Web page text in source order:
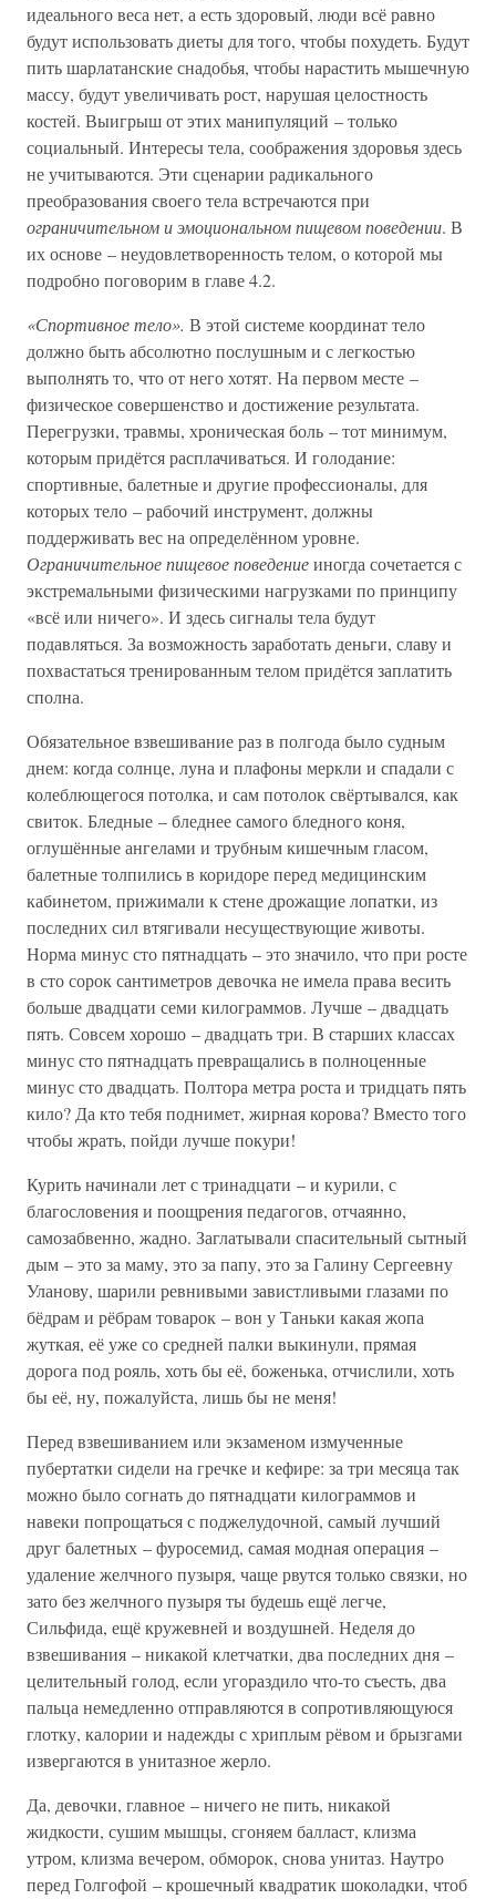
идеального веса нет, а есть здоровый, люди всё равно
будут использовать диеты для того, чтобы похудеть. Будут
пить шарлатанские снадобья, чтобы нарастить мышечную
массу, будут увеличивать рост, нарушая целостность
костей. Выигрыш от этих манипуляций – только
социальный. Интересы тела, соображения здоровья здесь
не учитываются. Эти сценарии радикального
преобразования своего тела встречаются при
ограничительном и эмоциональном пищевом поведении. В
их основе – неудовлетворенность телом, о которой мы
подробно поговорим в главе 4.2.
«Спортивное тело». В этой системе координат тело
должно быть абсолютно послушным и с легкостью
выполнять то, что от него хотят. На первом месте –
физическое совершенство и достижение результата.
Перегрузки, травмы, хроническая боль – тот минимум,
которым придётся расплачиваться. И голодание:
спортивные, балетные и другие профессионалы, для
которых тело – рабочий инструмент, должны
поддерживать вес на определённом уровне.
Ограничительное пищевое поведениеиногда сочетается с
экстремальными физическими нагрузками по принципу
«всё или ничего». И здесь сигналы тела будут
подавляться. За возможность заработать деньги, славу и
похвастаться тренированным телом придётся заплатить
сполна.
Обязательное взвешивание раз в полгода было судным
днем: когда солнце, луна и плафоны меркли и спадали с
колеблющегося потолка, и сам потолок свёртывался, как
свиток. Бледные – бледнее самого бледного коня,
оглушённые ангелами и трубным кишечным гласом,
балетные толпились в коридоре перед медицинским
кабинетом, прижимали к стене дрожащие лопатки, из
последних сил втягивали несуществующие животы.
Норма минус сто пятнадцать – это значило, что при росте
в сто сорок сантиметров девочка не имела права весить
больше двадцати семи килограммов. Лучше – двадцать
пять. Совсем хорошо – двадцать три. В старших классах
минус сто пятнадцать превращались в полноценные
минус сто двадцать. Полтора метра роста и тридцать пять
кило? Да кто тебя поднимет, жирная корова? Вместо того
чтобы жрать, пойди лучше покури!
Курить начинали лет с тринадцати – и курили, с
благословения и поощрения педагогов, отчаянно,
самозабвенно, жадно. Заглатывали спасительный сытный
дым – это за маму, это за папу, это за Галину Сергеевну
Уланову, шарили ревнивыми завистливыми глазами по
бёдрам и рёбрам товарок – вон у Таньки какая жопа
жуткая, её уже со средней палки выкинули, прямая
дорога под рояль, хоть бы её, боженька, отчислили, хоть
бы её, ну, пожалуйста, лишь бы не меня!
Перед взвешиванием или экзаменом измученные
пубертатки сидели на гречке и кефире: за три месяца так
можно было согнать до пятнадцати килограммов и
навеки попрощаться с поджелудочной, самый лучший
друг балетных – фуросемид, самая модная операция –
удаление желчного пузыря, чаще рвутся только связки, но
зато без желчного пузыря ты будешь ещё легче,
Сильфида, ещё кружевней и воздушней. Неделя до
взвешивания – никакой клетчатки, два последних дня –
целительный голод, если угораздило что-то съесть, два
пальца немедленно отправляются в сопротивляющуюся
глотку, калории и надежды с хриплым рёвом и брызгами
извергаются в унитазное жерло.
Да, девочки, главное – ничего не пить, никакой
жидкости, сушим мышцы, сгоняем балласт, клизма
утром, клизма вечером, обморок, снова унитаз. Наутро
перед Голгофой – крошечный квадратик шоколадки, чтоб